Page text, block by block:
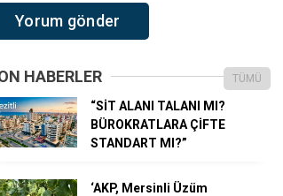
HABERLER TÜMÜ
“SİT ALANI TALANI MI?
BÜROKRATLARA ÇİFTE
STANDART MI?”
‘AKP, Mersinli Üzüm